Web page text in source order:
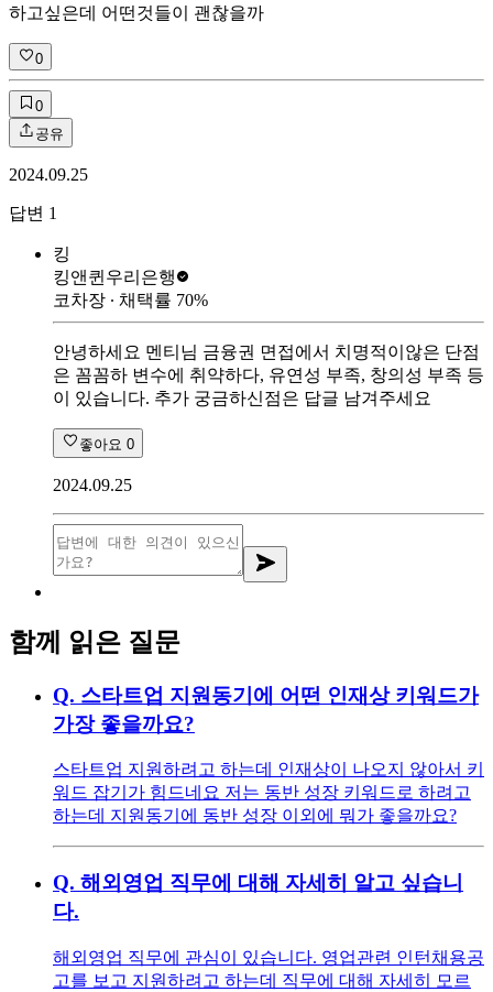
하고싶은데 어떤것들이 괜찮을까
0
0
공유
2024.09.25
답변 1
킹
킹앤퀸 우리은행
코차장 ∙ 채택률 70%
안녕하세요 멘티님 금융권 면접에서 치명적이않은 단점
은 꼼꼼하 변수에 취약하다, 유연성 부족, 창의성 부족 등
이 있습니다. 추가 궁금하신점은 답글 남겨주세요
좋아요 0
2024.09.25
함께 읽은 질문
Q. 스타트업 지원동기에 어떤 인재상 키워드가
가장 좋을까요?
스타트업 지원하려고 하는데 인재상이 나오지 않아서 키
워드 잡기가 힘드네요 저는 동반 성장 키워드로 하려고
하는데 지원동기에 동반 성장 이외에 뭐가 좋을까요?
Q. 해외영업 직무에 대해 자세히 알고 싶습니
다.
해외영업 직무에 관심이 있습니다. 영업관련 인턴채용공
고를 보고 지원하려고 하는데 직무에 대해 자세히 모르